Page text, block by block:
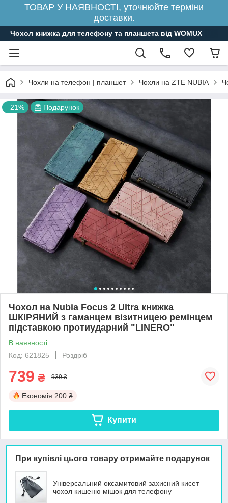
ТОВАР У НАЯВНОСТІ, уточнюйте терміни
доставки.
Чохол книжка для телефону та планшета від WOMUX
Чохли на телефон | планшет Чохли на ZTE NUBIA
–21% Подарунок
Чохол на Nubia Focus 2 Ultra книжка
ШКІРЯНИЙ з гаманцем візитницею ремінцем
підставкою протиударний "LINERO"
В наявності
Код: 621825
Роздріб
739 ₴ 939 ₴
Економія 200 ₴
Купити
При купівлі цього товару отримайте подарунок
Універсальний оксамитовий захисний кисет
чохол кишеню мішок для телефону